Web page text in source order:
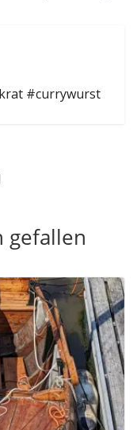
#currywurst
gefallen